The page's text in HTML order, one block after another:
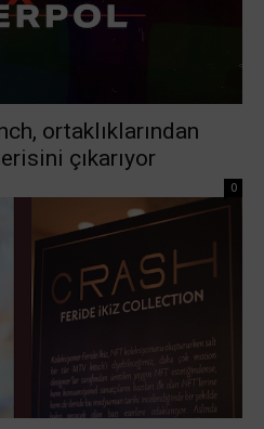
ortaklıklarından
çıkarıyor
0